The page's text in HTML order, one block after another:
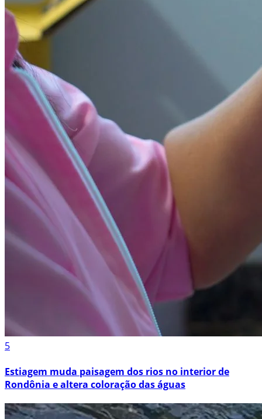
5
Estiagem muda paisagem dos rios no interior de
Rondônia e altera coloração das águas